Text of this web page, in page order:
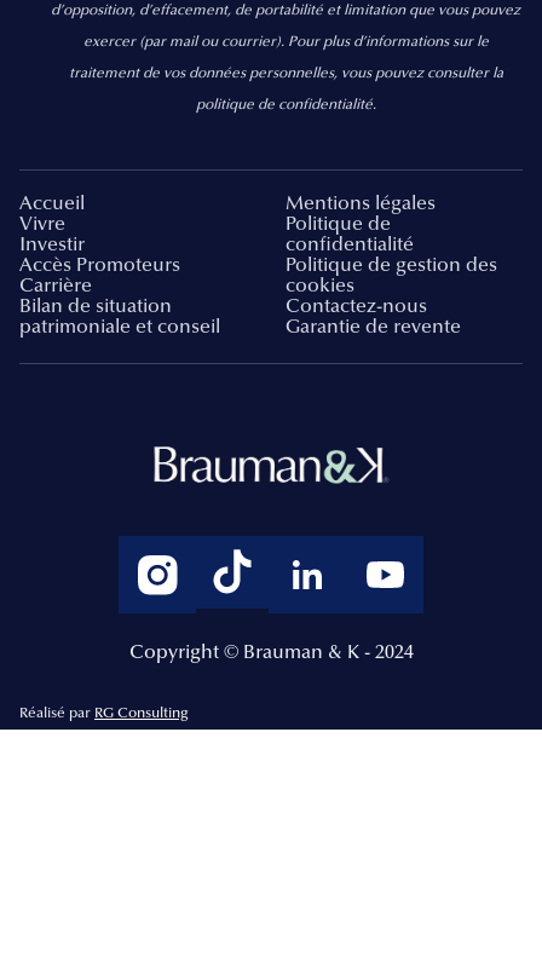
d’opposition, d’effacement, de portabilité et limitation que vous pouvez
exercer (par mail ou courrier). Pour plus d’informations sur le
traitement de vos données personnelles, vous pouvez consulter la
politique de confidentialité.
Accueil
Vivre
Investir
Accès Promoteurs
Carrière
Bilan de situation
patrimoniale et conseil
Mentions légales
Politique de
confidentialité
Politique de gestion des
cookies
Contactez-nous
Garantie de revente
Copyright © Brauman & K - 2024
Réalisé par RG Consulting